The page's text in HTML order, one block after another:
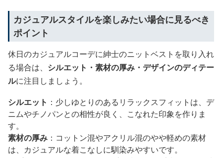
カジュアルスタイルを楽しみたい場合に見るべき
ポイント
休日のカジュアルコーデに紳士のニットベストを取り入れ
る場合は、 シルエット・素材の厚み・デザインのディテー
ルに注目しましょう。
シルエット ：少しゆとりのあるリラックスフィットは、デ
ニムやチノパンとの相性が良く、こなれた印象を作りま
す。
素材の厚み ：コットン混やアクリル混のやや軽めの素材
は、カジュアルな着こなしに馴染みやすいです。